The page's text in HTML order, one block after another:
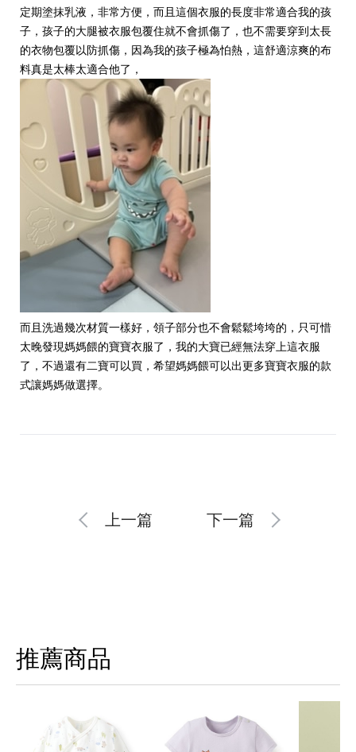
定期塗抹乳液，非常方便，而且這個衣服的長度非常適合我的孩
子，孩子的大腿被衣服包覆住就不會抓傷了，也不需要穿到太長
的衣物包覆以防抓傷，因為我的孩子極為怕熱，這舒適涼爽的布
料真是太棒太適合他了，
而且洗過幾次材質一樣好，領子部分也不會鬆鬆垮垮的，只可惜
太晚發現媽媽餵的寶寶衣服了，我的大寶已經無法穿上這衣服
了，不過還有二寶可以買，希望媽媽餵可以出更多寶寶衣服的款
式讓媽媽做選擇。
上一篇 下一篇
推薦商品